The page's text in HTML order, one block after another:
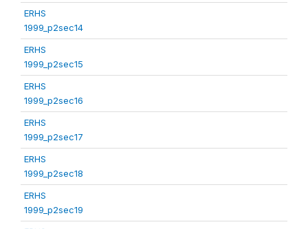
ERHS
1999_p2sec14
ERHS
1999_p2sec15
ERHS
1999_p2sec16
ERHS
1999_p2sec17
ERHS
1999_p2sec18
ERHS
1999_p2sec19